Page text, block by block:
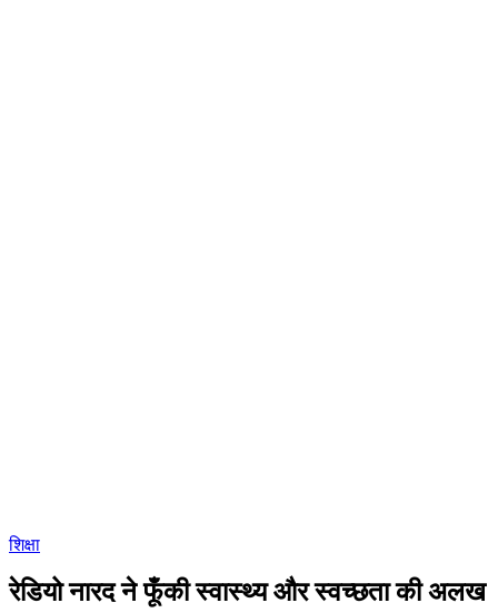
शिक्षा
रेडियो नारद ने फूँकी स्वास्थ्य और स्वच्छता की अलख